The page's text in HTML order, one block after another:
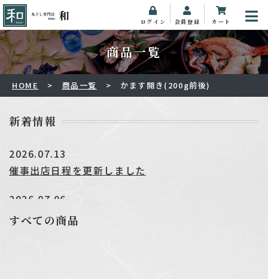
ログイン 会員登録 カート
HOME 商品一覧 かます開き(200g前後)
新着情報
2026.07.13
催事出店日程を更新しました
2026.07.06
★☆★夏季休業のお知らせ★☆★
すべての商品